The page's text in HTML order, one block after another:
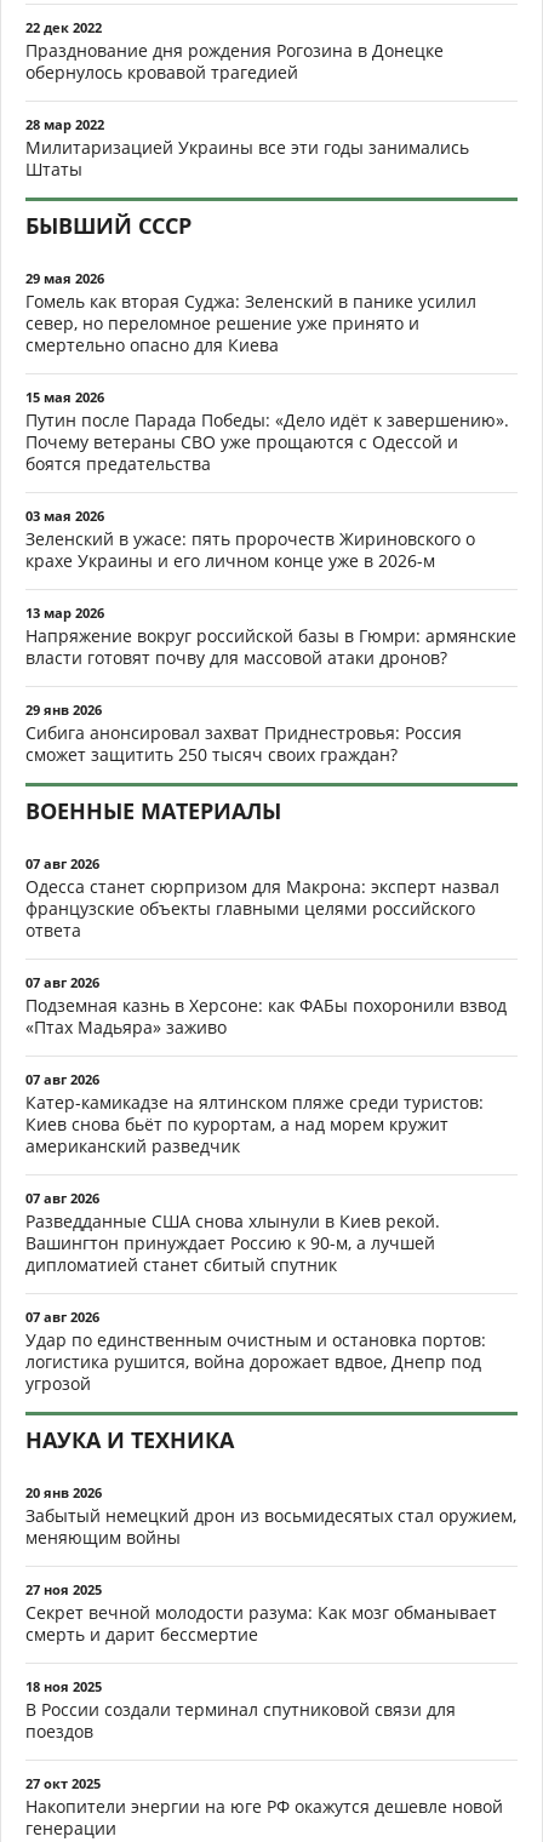
22 дек 2022
Празднование дня рождения Рогозина в Донецке
обернулось кровавой трагедией
28 мар 2022
Милитаризацией Украины все эти годы занимались
Штаты
БЫВШИЙ СССР
29 мая 2026
Гомель как вторая Суджа: Зеленский в панике усилил
север, но переломное решение уже принято и
смертельно опасно для Киева
15 мая 2026
Путин после Парада Победы: «Дело идёт к завершению».
Почему ветераны СВО уже прощаются с Одессой и
боятся предательства
03 мая 2026
Зеленский в ужасе: пять пророчеств Жириновского о
крахе Украины и его личном конце уже в 2026-м
13 мар 2026
Напряжение вокруг российской базы в Гюмри: армянские
власти готовят почву для массовой атаки дронов?
29 янв 2026
Сибига анонсировал захват Приднестровья: Россия
сможет защитить 250 тысяч своих граждан?
ВОЕННЫЕ МАТЕРИАЛЫ
07 авг 2026
Одесса станет сюрпризом для Макрона: эксперт назвал
французские объекты главными целями российского
ответа
07 авг 2026
Подземная казнь в Херсоне: как ФАБы похоронили взвод
«Птах Мадьяра» заживо
07 авг 2026
Катер-камикадзе на ялтинском пляже среди туристов:
Киев снова бьёт по курортам, а над морем кружит
американский разведчик
07 авг 2026
Разведданные США снова хлынули в Киев рекой.
Вашингтон принуждает Россию к 90-м, а лучшей
дипломатией станет сбитый спутник
07 авг 2026
Удар по единственным очистным и остановка портов:
логистика рушится, война дорожает вдвое, Днепр под
угрозой
НАУКА И ТЕХНИКА
20 янв 2026
Забытый немецкий дрон из восьмидесятых стал оружием,
меняющим войны
27 ноя 2025
Секрет вечной молодости разума: Как мозг обманывает
смерть и дарит бессмертие
18 ноя 2025
В России создали терминал спутниковой связи для
поездов
27 окт 2025
Накопители энергии на юге РФ окажутся дешевле новой
генерации